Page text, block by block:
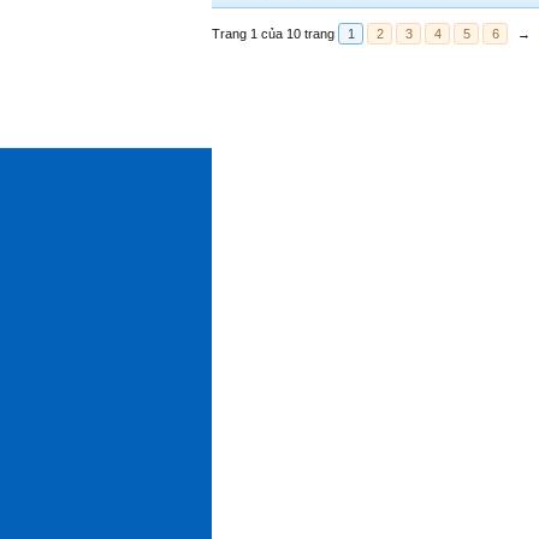
Trang 1 của 10 trang 1 2 3 4 5 6 →